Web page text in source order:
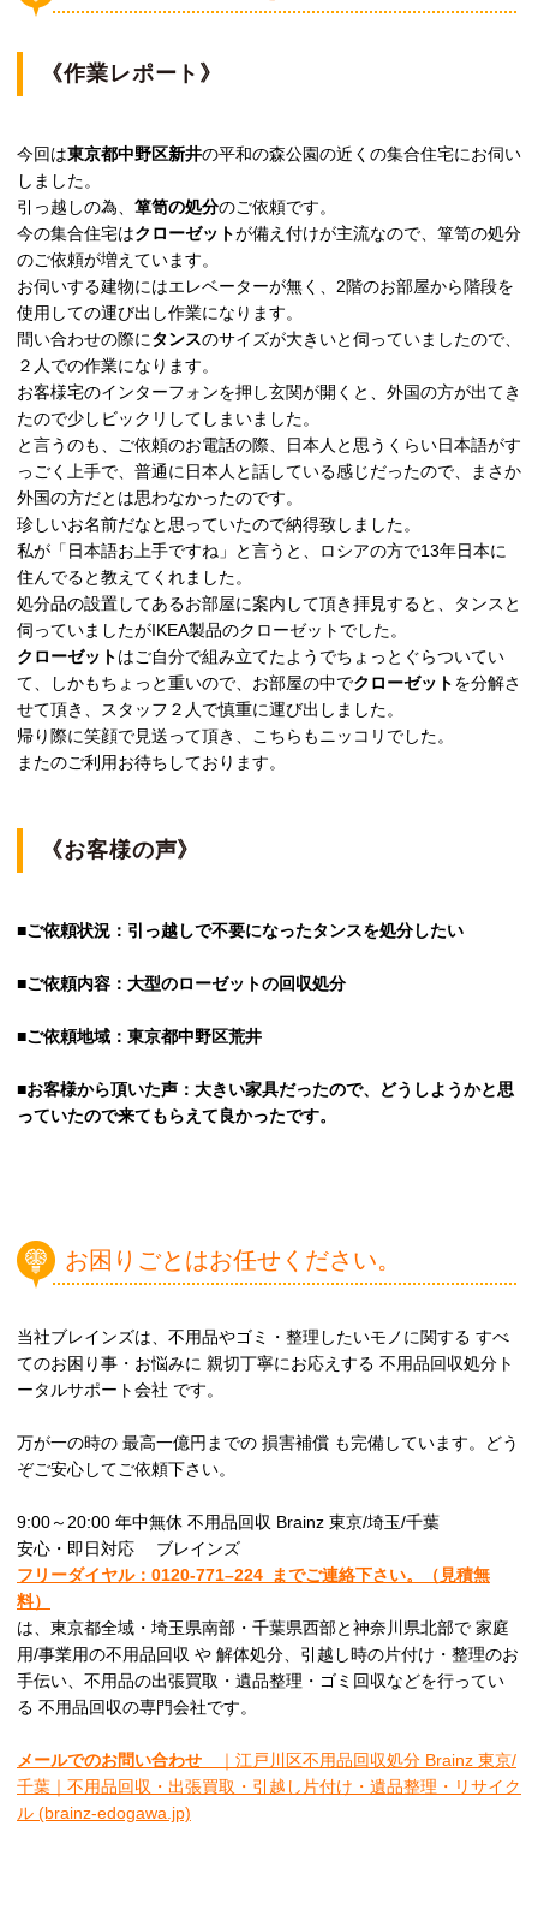
《作業レポート》
今回は東京都中野区新井の平和の森公園の近くの集合住宅にお伺い
しました。
引っ越しの為、 箪笥の処分のご依頼です。
今の集合住宅はクローゼットが備え付けが主流なので、箪笥の処分
のご依頼が増えています。
お伺いする建物にはエレベーターが無く、2階のお部屋から階段を
使用しての運び出し作業になります。
問い合わせの際にタンスのサイズが大きいと伺っていましたので、
２人での作業になります。
お客様宅のインターフォンを押し玄関が開くと、外国の方が出てき
たので少しビックリしてしまいました。
と言うのも、ご依頼のお電話の際、日本人と思うくらい日本語がす
っごく上手で、普通に日本人と話している感じだったので、まさか
外国の方だとは思わなかったのです。
珍しいお名前だなと思っていたので納得致しました。
私が「日本語お上手ですね」と言うと、ロシアの方で13年日本に
住んでると教えてくれました。
処分品の設置してあるお部屋に案内して頂き拝見すると、タンスと
伺っていましたがIKEA製品のクローゼットでした。
クローゼットはご自分で組み立てたようでちょっとぐらついてい
て、しかもちょっと重いので、お部屋の中でクローゼットを分解さ
せて頂き、スタッフ２人で慎重に運び出しました。
帰り際に笑顔で見送って頂き、こちらもニッコリでした。
またのご利用お待ちしております。
《お客様の声》
■ご依頼状況：引っ越しで不要になったタンスを処分したい
■ご依頼内容：大型のローゼットの回収処分
■ご依頼地域：東京都中野区荒井
■お客様から頂いた声：大きい家具だったので、どうしようかと思
っていたので来てもらえて良かったです。
お困りごとはお任せください。
当社ブレインズは、不用品やゴミ・整理したいモノに関する すべ
てのお困り事・お悩みに 親切丁寧にお応えする 不用品回収処分ト
ータルサポート会社 です。
万が一の時の 最高一億円までの 損害補償 も完備しています。どう
ぞご安心してご依頼下さい。
9:00～20:00 年中無休 不用品回収 Brainz 東京/埼玉/千葉
安心・即日対応 ブレインズ
フリーダイヤル：0120-771–224 までご連絡下さい。
（見積無
料）
は、東京都全域・埼玉県南部・千葉県西部と神奈川県北部で 家庭
用/事業用の不用品回収 や 解体処分、引越し時の片付け・整理のお
手伝い、不用品の出張買取・遺品整理・ゴミ回収などを行ってい
る 不用品回収の専門会社です。
メールでのお問い合わせ
｜江戸川区不用品回収処分 Brainz 東京/
千葉｜不用品回収・出張買取・引越し片付け・遺品整理・リサイク
ル (brainz-edogawa.jp)